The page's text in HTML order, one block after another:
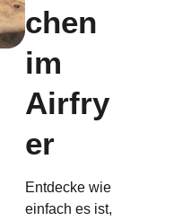
chen
im
Airfry
er
Entdecke wie
einfach es ist,